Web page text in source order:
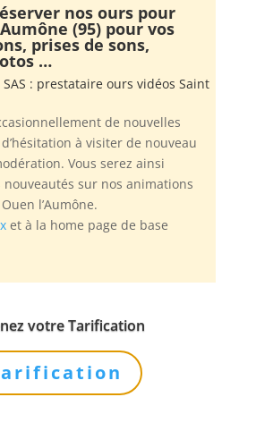
nos ours pour
(95) pour vos
prises de sons,
…
: prestataire ours vidéos Saint
de nouvelles
à visiter de nouveau
Vous serez ainsi
nouveautés sur nos animations
l’Aumône.
et à la home page de base
votre Tarification